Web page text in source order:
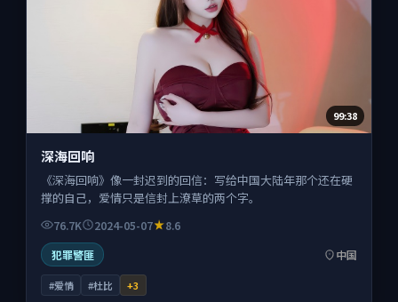
99:38
深海回响
《深海回响》像一封迟到的回信：写给中国大陆年那个还在硬
撑的自己，爱情只是信封上潦草的两个字。
76.7K 2024-05-07
8.6
犯罪警匪
中国
#爱情 #杜比 +3